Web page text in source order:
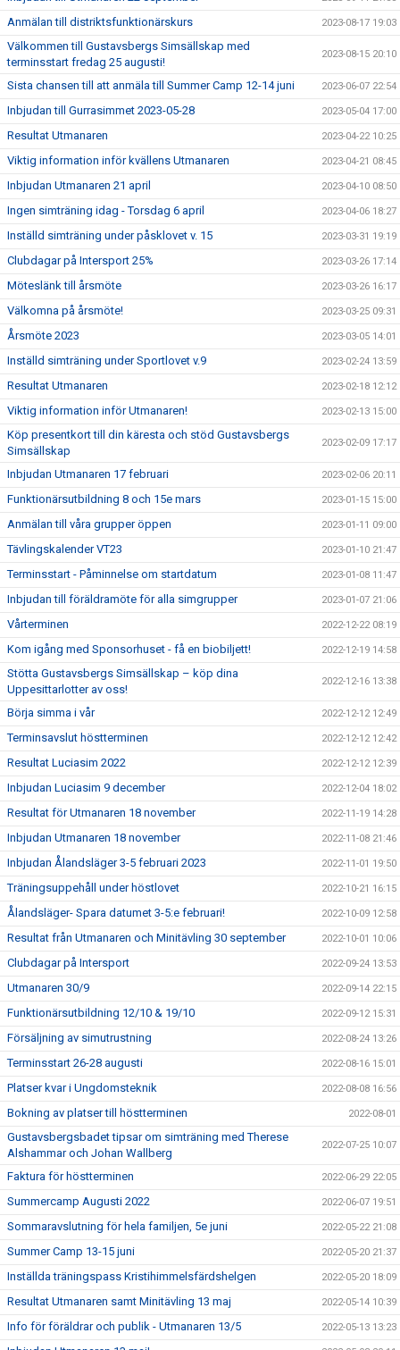
Anmälan till distriktsfunktionärskurs 2023-08-17 19:03
Välkommen till Gustavsbergs Simsällskap med
terminsstart fredag 25 augusti!
2023-08-15 20:10
Sista chansen till att anmäla till Summer Camp 12-14 juni 2023-06-07 22:54
Inbjudan till Gurrasimmet 2023-05-28 2023-05-04 17:00
Resultat Utmanaren 2023-04-22 10:25
Viktig information inför kvällens Utmanaren 2023-04-21 08:45
Inbjudan Utmanaren 21 april 2023-04-10 08:50
Ingen simträning idag - Torsdag 6 april 2023-04-06 18:27
Inställd simträning under påsklovet v. 15 2023-03-31 19:19
Clubdagar på Intersport 25% 2023-03-26 17:14
Möteslänk till årsmöte 2023-03-26 16:17
Välkomna på årsmöte! 2023-03-25 09:31
Årsmöte 2023 2023-03-05 14:01
Inställd simträning under Sportlovet v.9 2023-02-24 13:59
Resultat Utmanaren 2023-02-18 12:12
Viktig information inför Utmanaren! 2023-02-13 15:00
Köp presentkort till din käresta och stöd Gustavsbergs
Simsällskap
2023-02-09 17:17
Inbjudan Utmanaren 17 februari 2023-02-06 20:11
Funktionärsutbildning 8 och 15e mars 2023-01-15 15:00
Anmälan till våra grupper öppen 2023-01-11 09:00
Tävlingskalender VT23 2023-01-10 21:47
Terminsstart - Påminnelse om startdatum 2023-01-08 11:47
Inbjudan till föräldramöte för alla simgrupper 2023-01-07 21:06
Vårterminen 2022-12-22 08:19
Kom igång med Sponsorhuset - få en biobiljett! 2022-12-19 14:58
Stötta Gustavsbergs Simsällskap – köp dina
Uppesittarlotter av oss!
2022-12-16 13:38
Börja simma i vår 2022-12-12 12:49
Terminsavslut höstterminen 2022-12-12 12:42
Resultat Luciasim 2022 2022-12-12 12:39
Inbjudan Luciasim 9 december 2022-12-04 18:02
Resultat för Utmanaren 18 november 2022-11-19 14:28
Inbjudan Utmanaren 18 november 2022-11-08 21:46
Inbjudan Ålandsläger 3-5 februari 2023 2022-11-01 19:50
Träningsuppehåll under höstlovet 2022-10-21 16:15
Ålandsläger- Spara datumet 3-5:e februari! 2022-10-09 12:58
Resultat från Utmanaren och Minitävling 30 september 2022-10-01 10:06
Clubdagar på Intersport 2022-09-24 13:53
Utmanaren 30/9 2022-09-14 22:15
Funktionärsutbildning 12/10 & 19/10 2022-09-12 15:31
Försäljning av simutrustning 2022-08-24 13:26
Terminsstart 26-28 augusti 2022-08-16 15:01
Platser kvar i Ungdomsteknik 2022-08-08 16:56
Bokning av platser till höstterminen 2022-08-01
Gustavsbergsbadet tipsar om simträning med Therese
Alshammar och Johan Wallberg
2022-07-25 10:07
Faktura för höstterminen 2022-06-29 22:05
Summercamp Augusti 2022 2022-06-07 19:51
Sommaravslutning för hela familjen, 5e juni 2022-05-22 21:08
Summer Camp 13-15 juni 2022-05-20 21:37
Inställda träningspass Kristihimmelsfärdshelgen 2022-05-20 18:09
Resultat Utmanaren samt Minitävling 13 maj 2022-05-14 10:39
Info för föräldrar och publik - Utmanaren 13/5 2022-05-13 13:23